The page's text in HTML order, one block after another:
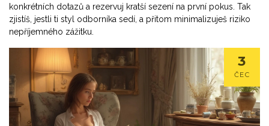
konkrétních dotazů a rezervuj kratší sezení na první pokus. Tak
zjistíš, jestli ti styl odborníka sedí, a přitom minimalizuješ riziko
nepříjemného zážitku.
3
ČEC